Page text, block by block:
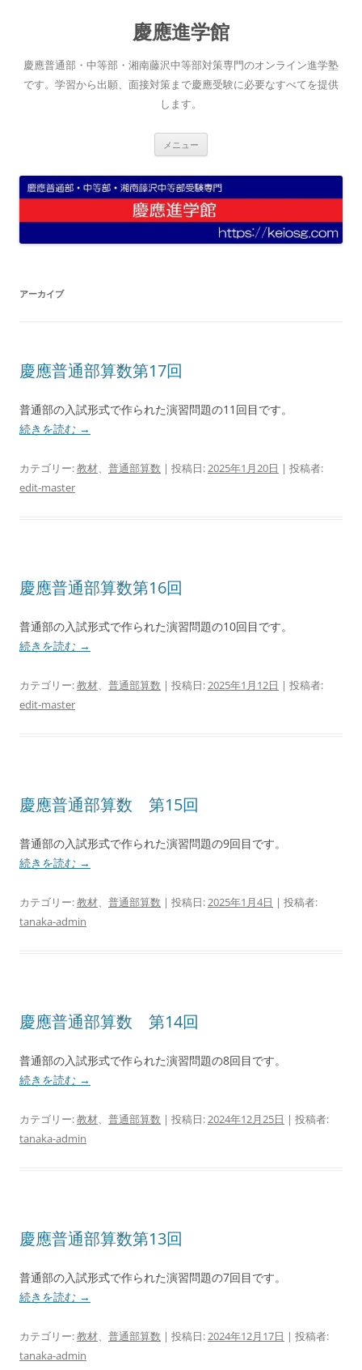
へ
ス
キ
慶應進学館
慶應普通部・中等部・湘南藤沢中等部対策専門のオンライン進学塾
です。学習から出願、面接対策まで慶應受験に必要なすべてを提供
します。
メニュー
アーカイブ
慶應普通部算数第17回
普通部の入試形式で作られた演習問題の11回目です。
続きを読む →
カテゴリー:教材、 普通部算数 | 投稿日:2025年1月20日 | 投稿者:
edit-master
慶應普通部算数第16回
普通部の入試形式で作られた演習問題の10回目です。
続きを読む →
カテゴリー:教材、 普通部算数 | 投稿日:2025年1月12日 | 投稿者:
edit-master
慶應普通部算数 第15回
普通部の入試形式で作られた演習問題の9回目です。
続きを読む →
カテゴリー:教材、 普通部算数 | 投稿日:2025年1月4日 | 投稿者:
tanaka-admin
慶應普通部算数 第14回
普通部の入試形式で作られた演習問題の8回目です。
続きを読む →
カテゴリー:教材、 普通部算数 | 投稿日:2024年12月25日 | 投稿者:
tanaka-admin
慶應普通部算数第13回
普通部の入試形式で作られた演習問題の7回目です。
続きを読む →
カテゴリー:教材、 普通部算数 | 投稿日:2024年12月17日 | 投稿者:
tanaka-admin